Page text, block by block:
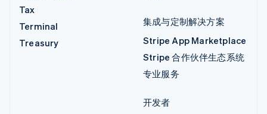
Tax
Terminal
Treasury
集成与定制解决方案
Stripe App Marketplace
Stripe 合作伙伴生态系统
专业服务
开发者